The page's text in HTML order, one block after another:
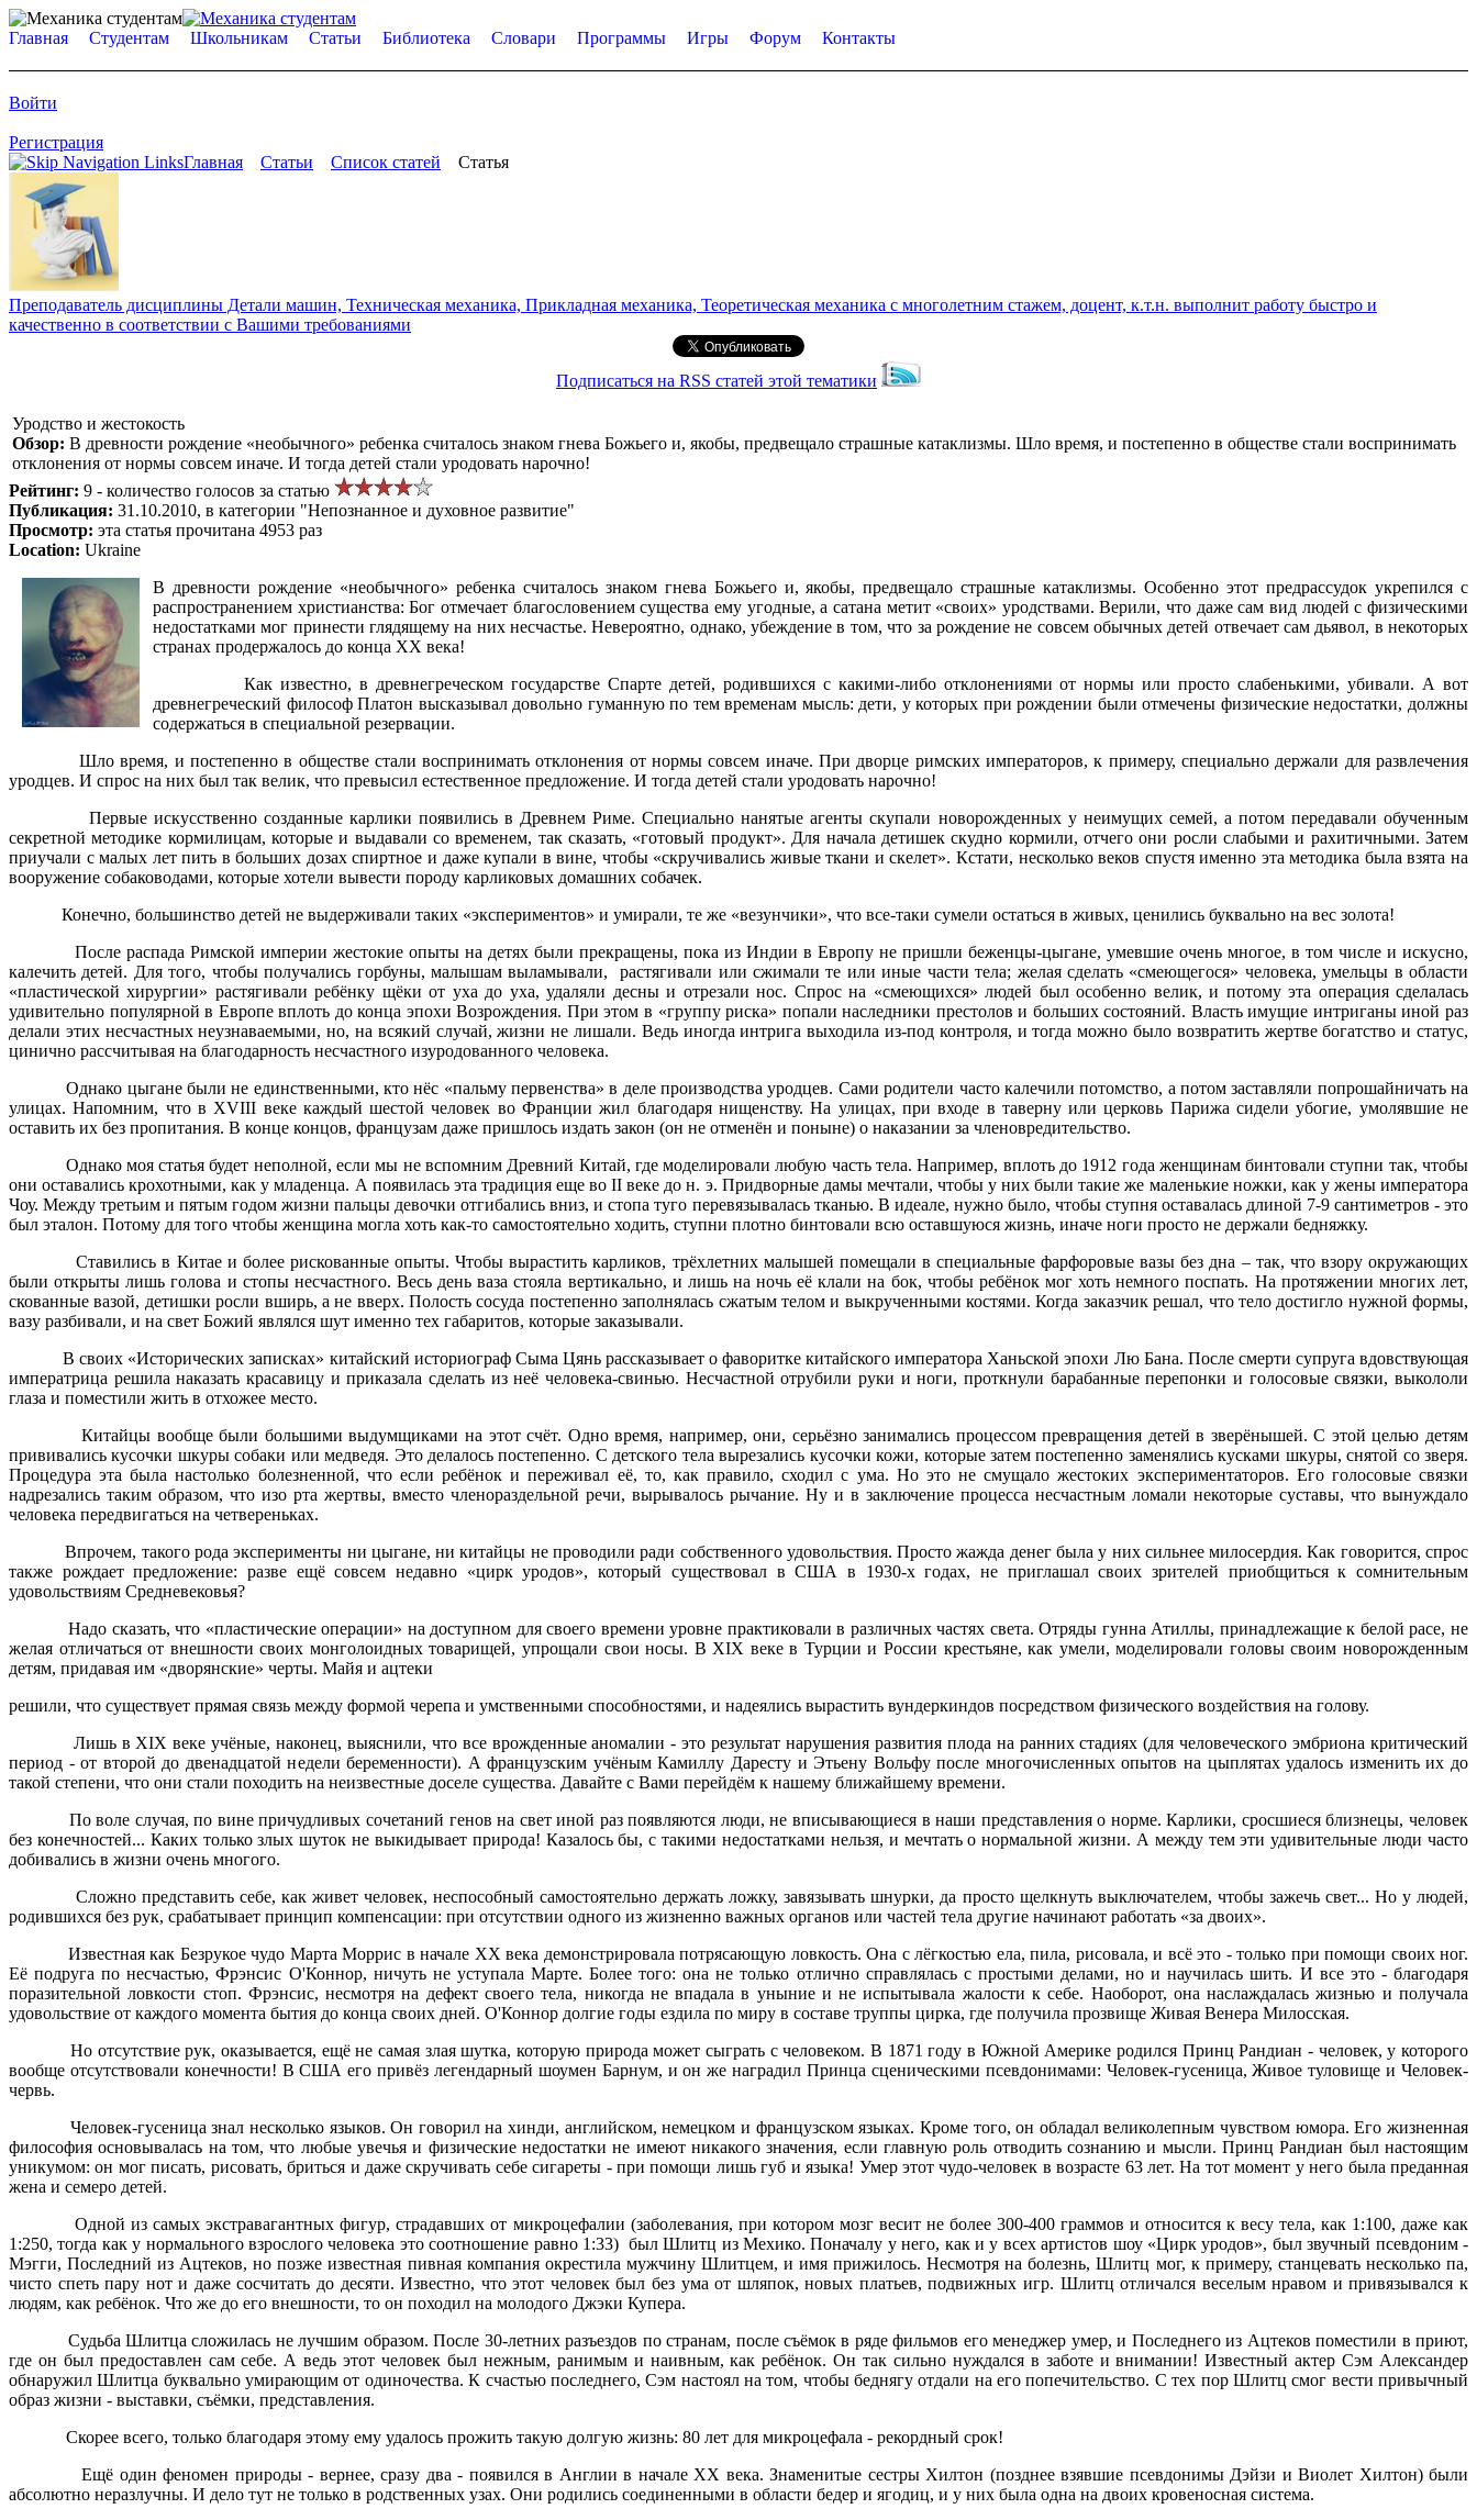
Главная Студентам Школьникам Статьи Библиотека Словари Программы Игры Форум Контакты
Войти
Регистрация
Главная
Статьи Список статей Статья
Преподаватель дисциплины Детали машин, Техническая механика, Прикладная механика, Теоретическая механика с многолетним стажем, доцент, к.т.н. выполнит работу быстро и
качественно в соответствии с Вашими требованиями
Подписаться на RSS статей этой тематики
Уродство и жестокость
Обзор: В древности рождение «необычного» ребенка считалось знаком гнева Божьего и, якобы, предвещало страшные катаклизмы. Шло время, и постепенно в обществе стали воспринимать
отклонения от нормы совсем иначе. И тогда детей стали уродовать нарочно!
Рейтинг: 9 - количество голосов за статью
Публикация: 31.10.2010, в категории "Непознанное и духовное развитие"
Просмотр: эта статья прочитана 4953 раз
Location: Ukraine
В древности рождение «необычного» ребенка считалось знаком гнева Божьего и, якобы, предвещало страшные катаклизмы. Особенно этот предрассудок укрепился с
распространением христианства: Бог отмечает благословением существа ему угодные, а сатана метит «своих» уродствами. Верили, что даже сам вид людей с физическими
недостатками мог принести глядящему на них несчастье. Невероятно, однако, убеждение в том, что за рождение не совсем обычных детей отвечает сам дьявол, в некоторых
странах продержалось до конца XX века!
Как известно, в древнегреческом государстве Спарте детей, родившихся с какими-либо отклонениями от нормы или просто слабенькими, убивали. А вот
древнегреческий философ Платон высказывал довольно гуманную по тем временам мысль: дети, у которых при рождении были отмечены физические недостатки, должны
содержаться в специальной резервации.
Шло время, и постепенно в обществе стали воспринимать отклонения от нормы совсем иначе. При дворце римских императоров, к примеру, специально держали для развлечения
уродцев. И спрос на них был так велик, что превысил естественное предложение. И тогда детей стали уродовать нарочно!
Первые искусственно созданные карлики появились в Древнем Риме. Специально нанятые агенты скупали новорожденных у неимущих семей, а потом передавали обученным
секретной методике кормилицам, которые и выдавали со временем, так сказать, «готовый продукт». Для начала детишек скудно кормили, отчего они росли слабыми и рахитичными. Затем
приучали с малых лет пить в больших дозах спиртное и даже купали в вине, чтобы «скручивались живые ткани и скелет». Кстати, несколько веков спустя именно эта методика была взята на
вооружение собаководами, которые хотели вывести породу карликовых домашних собачек.
Конечно, большинство детей не выдерживали таких «экспериментов» и умирали, те же «везунчики», что все-таки сумели остаться в живых, ценились буквально на вес золота!
После распада Римской империи жестокие опыты на детях были прекращены, пока из Индии в Европу не пришли беженцы-цыгане, умевшие очень многое, в том числе и искусно,
калечить детей. Для того, чтобы получались горбуны, малышам выламывали,
растягивали или сжимали те или иные части тела; желая сделать «смеющегося» человека, умельцы в области
«пластической хирургии» растягивали ребёнку щёки от уха до уха, удаляли десны и отрезали нос. Спрос на «смеющихся» людей был особенно велик, и потому эта операция сделалась
удивительно популярной в Европе вплоть до конца эпохи Возрождения. При этом в «группу риска» попали наследники престолов и больших состояний. Власть имущие интриганы иной раз
делали этих несчастных неузнаваемыми, но, на всякий случай, жизни не лишали. Ведь иногда интрига выходила из-под контроля, и тогда можно было возвратить жертве богатство и статус,
цинично рассчитывая на благодарность несчастного изуродованного человека.
Однако цыгане были не единственными, кто нёс «пальму первенства» в деле производства уродцев. Сами родители часто калечили потомство, а потом заставляли попрошайничать на
улицах. Напомним, что в XVIII веке каждый шестой человек во Франции жил благодаря нищенству. На улицах, при входе в таверну или церковь Парижа сидели убогие, умолявшие не
оставить их без пропитания. В конце концов, французам даже пришлось издать закон (он не отменён и поныне) о наказании за членовредительство.
Однако моя статья будет неполной, если мы не вспомним Древний Китай, где моделировали любую часть тела. Например, вплоть до 1912 года женщинам бинтовали ступни так, чтобы
они оставались крохотными, как у младенца. А появилась эта традиция еще во II веке до н. э. Придворные дамы мечтали, чтобы у них были такие же маленькие ножки, как у жены императора
Чоу. Между третьим и пятым годом жизни пальцы девочки отгибались вниз, и стопа туго перевязывалась тканью. В идеале, нужно было, чтобы ступня оставалась длиной 7-9 сантиметров - это
был эталон. Потому для того чтобы женщина могла хоть как-то самостоятельно ходить, ступни плотно бинтовали всю оставшуюся жизнь, иначе ноги просто не держали бедняжку.
Ставились в Китае и более рискованные опыты. Чтобы вырастить карликов, трёхлетних малышей помещали в специальные фарфоровые вазы без дна – так, что взору окружающих
были открыты лишь голова и стопы несчастного. Весь день ваза стояла вертикально, и лишь на ночь её клали на бок, чтобы ребёнок мог хоть немного поспать. На протяжении многих лет,
скованные вазой, детишки росли вширь, а не вверх. Полость сосуда постепенно заполнялась сжатым телом и выкрученными костями. Когда заказчик решал, что тело достигло нужной формы,
вазу разбивали, и на свет Божий являлся шут именно тех габаритов, которые заказывали.
В своих «Исторических записках» китайский историограф Сыма Цянь рассказывает о фаворитке китайского императора Ханьской эпохи Лю Бана. После смерти супруга вдовствующая
императрица решила наказать красавицу и приказала сделать из неё человека-свинью. Несчастной отрубили руки и ноги, проткнули барабанные перепонки и голосовые связки, выкололи
глаза и поместили жить в отхожее место.
Китайцы вообще были большими выдумщиками на этот счёт. Одно время, например, они, серьёзно занимались процессом превращения детей в зверёнышей. С этой целью детям
прививались кусочки шкуры собаки или медведя. Это делалось постепенно. С детского тела вырезались кусочки кожи, которые затем постепенно заменялись кусками шкуры, снятой со зверя.
Процедура эта была настолько болезненной, что если ребёнок и переживал её, то, как правило, сходил с ума. Но это не смущало жестоких экспериментаторов. Его голосовые связки
надрезались таким образом, что изо рта жертвы, вместо членораздельной речи, вырывалось рычание. Ну и в заключение процесса несчастным ломали некоторые суставы, что вынуждало
человека передвигаться на четвереньках.
Впрочем, такого рода эксперименты ни цыгане, ни китайцы не проводили ради собственного удовольствия. Просто жажда денег была у них сильнее милосердия. Как говорится, спрос
также рождает предложение: разве ещё совсем недавно «цирк уродов», который существовал в США в 1930-х годах, не приглашал своих зрителей приобщиться к сомнительным
удовольствиям Средневековья?
Надо сказать, что «пластические операции» на доступном для своего времени уровне практиковали в различных частях света. Отряды гунна Атиллы, принадлежащие к белой расе, не
желая отличаться от внешности своих монголоидных товарищей, упрощали свои носы. В XIX веке в Турции и России крестьяне, как умели, моделировали головы своим новорожденным
детям, придавая им «дворянские» черты. Майя и ацтеки
решили, что существует прямая связь между формой черепа и умственными способностями, и надеялись вырастить вундеркиндов посредством физического воздействия на голову.
Лишь в XIX веке учёные, наконец, выяснили, что все врожденные аномалии - это результат нарушения развития плода на ранних стадиях (для человеческого эмбриона критический
период - от второй до двенадцатой недели беременности). А французским учёным Камиллу Даресту и Этьену Вольфу после многочисленных опытов на цыплятах удалось изменить их до
такой степени, что они стали походить на неизвестные доселе существа. Давайте с Вами перейдём к нашему ближайшему времени.
По воле случая, по вине причудливых сочетаний генов на свет иной раз появляются люди, не вписывающиеся в наши представления о норме. Карлики, сросшиеся близнецы, человек
без конечностей... Каких только злых шуток не выкидывает природа! Казалось бы, с такими недостатками нельзя, и мечтать о нормальной жизни. А между тем эти удивительные люди часто
добивались в жизни очень многого.
Сложно представить себе, как живет человек, неспособный самостоятельно держать ложку, завязывать шнурки, да просто щелкнуть выключателем, чтобы зажечь свет... Но у людей,
родившихся без рук, срабатывает принцип компенсации: при отсутствии одного из жизненно важных органов или частей тела другие начинают работать «за двоих».
Известная как Безрукое чудо Марта Моррис в начале XX века демонстрировала потрясающую ловкость. Она с лёгкостью ела, пила, рисовала, и всё это - только при помощи своих ног.
Её подруга по несчастью, Фрэнсис О'Коннор, ничуть не уступала Марте. Более того: она не только отлично справлялась с простыми делами, но и научилась шить. И все это - благодаря
поразительной ловкости стоп. Фрэнсис, несмотря на дефект своего тела, никогда не впадала в уныние и не испытывала жалости к себе. Наоборот, она наслаждалась жизнью и получала
удовольствие от каждого момента бытия до конца своих дней. О'Коннор долгие годы ездила по миру в составе труппы цирка, где получила прозвище Живая Венера Милосская.
Но отсутствие рук, оказывается, ещё не самая злая шутка, которую природа может сыграть с человеком. В 1871 году в Южной Америке родился Принц Рандиан - человек, у которого
вообще отсутствовали конечности! В США его привёз легендарный шоумен Барнум, и он же наградил Принца сценическими псевдонимами: Человек-гусеница, Живое туловище и Человек-
червь.
Человек-гусеница знал несколько языков. Он говорил на хинди, английском, немецком и французском языках. Кроме того, он обладал великолепным чувством юмора. Его жизненная
философия основывалась на том, что любые увечья и физические недостатки не имеют никакого значения, если главную роль отводить сознанию и мысли. Принц Рандиан был настоящим
уникумом: он мог писать, рисовать, бриться и даже скручивать себе сигареты - при помощи лишь губ и языка! Умер этот чудо-человек в возрасте 63 лет. На тот момент у него была преданная
жена и семеро детей.
Одной из самых экстравагантных фигур, страдавших от микроцефалии (заболевания, при котором мозг весит не более 300-400 граммов и относится к весу тела, как 1:100, даже как
1:250, тогда как у нормального взрослого человека это соотношение равно 1:33) был Шлитц из Мехико. Поначалу у него, как и у всех артистов шоу «Цирк уродов», был звучный псевдоним -
Мэгги, Последний из Ацтеков, но позже известная пивная компания окрестила мужчину Шлитцем, и имя прижилось. Несмотря на болезнь, Шлитц мог, к примеру, станцевать несколько па,
чисто спеть пару нот и даже сосчитать до десяти. Известно, что этот человек был без ума от шляпок, новых платьев, подвижных игр. Шлитц отличался веселым нравом и привязывался к
людям, как ребёнок. Что же до его внешности, то он походил на молодого Джэки Купера.
Судьба Шлитца сложилась не лучшим образом. После 30-летних разъездов по странам, после съёмок в ряде фильмов его менеджер умер, и Последнего из Ацтеков поместили в приют,
где он был предоставлен сам себе. А ведь этот человек был нежным, ранимым и наивным, как ребёнок. Он так сильно нуждался в заботе и внимании! Известный актер Сэм Александер
обнаружил Шлитца буквально умирающим от одиночества. К счастью последнего, Сэм настоял на том, чтобы беднягу отдали на его попечительство. С тех пор Шлитц смог вести привычный
образ жизни - выставки, съёмки, представления.
Скорее всего, только благодаря этому ему удалось прожить такую долгую жизнь: 80 лет для микроцефала - рекордный срок!
Ещё один феномен природы - вернее, сразу два - появился в Англии в начале XX века. Знаменитые сестры Хилтон (позднее взявшие псевдонимы Дэйзи и Виолет Хилтон) были
абсолютно неразлучны. И дело тут не только в родственных узах. Они родились соединенными в области бедер и ягодиц, и у них была одна на двоих кровеносная система.